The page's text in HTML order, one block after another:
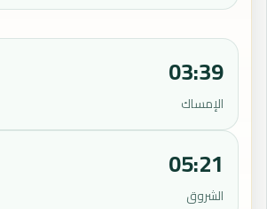
03:39
الإمساك
05:21
الشروق